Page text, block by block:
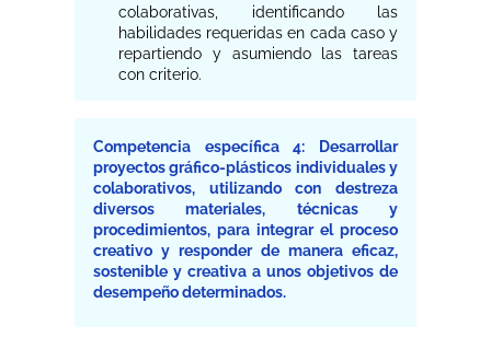
colaborativas, identificando las
habilidades requeridas en cada caso y
repartiendo y asumiendo las tareas
con criterio.
Competencia específica 4: Desarrollar
proyectos gráfico-plásticos individuales y
colaborativos, utilizando con destreza
diversos materiales, técnicas y
procedimientos, para integrar el proceso
creativo y responder de manera eficaz,
sostenible y creativa a unos objetivos de
desempeño determinados.